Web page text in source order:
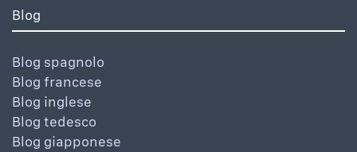
Blog
Blog spagnolo
Blog francese
Blog inglese
Blog tedesco
Blog giapponese